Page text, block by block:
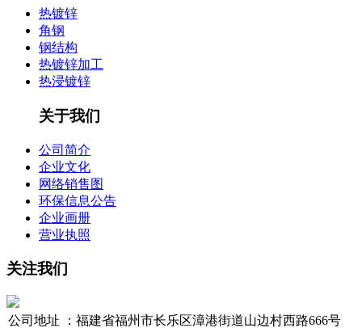
热镀锌
角钢
钢结构
热镀锌加工
热浸镀锌
关于我们
公司简介
企业文化
网络销售图
环保信息公告
企业画册
营业执照
关注我们
公司地址 ：福建省福州市长乐区漳港街道山边村西路666号